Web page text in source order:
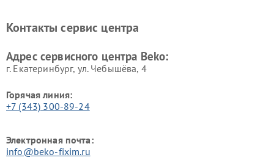
Ремонт холодильников Beko Ремонт морозильных камер
Контакты сервис центра
Адрес сервисного центра Beko:
г. Екатеринбург, ул. Чебышёва, 4
Горячая линия:
+7 (343) 300-89-24
Электронная почта:
info@beko-fixim.ru